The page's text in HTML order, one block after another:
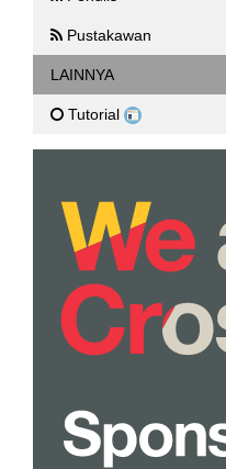
Pustakawan
LAINNYA
Tutorial